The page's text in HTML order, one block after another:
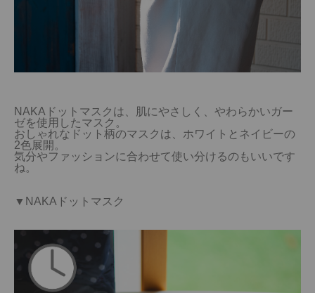
NAKAドットマスクは、肌にやさしく、やわらかいガー
ゼを使用したマスク。
おしゃれなドット柄のマスクは、ホワイトとネイビーの
2色展開。
気分やファッションに合わせて使い分けるのもいいです
ね。
▼NAKAドットマスク